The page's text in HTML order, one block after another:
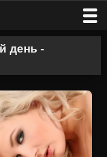
день -